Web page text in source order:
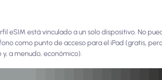
eSIM está vinculado a un solo dispositivo. No
como punto de acceso para el iPad (gratis,
y, a menudo, económico).